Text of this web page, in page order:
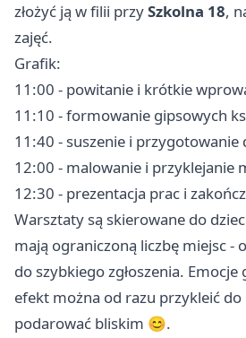
złożyć ją w filii przySzkolna 18,
zajęć.
Grafik:
11:00 - powitanie i krótkie
11:10 - formowanie gipsowych
11:40 - suszenie i przygotowanie
12:00 - malowanie i przyklejanie
12:30 - prezentacja prac i
Warsztaty są skierowane do
mają ograniczoną liczbę miejsc -
do szybkiego zgłoszenia.
efekt można od razu przykleić
podarować bliskim 😊.